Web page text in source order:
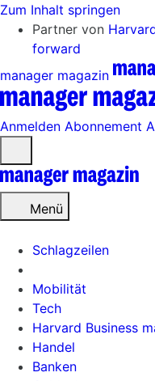
Zum Inhalt springen
Partner von
forward
manager magazin
Anmelden Abonnement
öffnen
Menü
Schlagzeilen
Mobilität
Tech
Harvard Business
Handel
Banken